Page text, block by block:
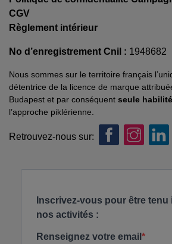
CGV
Règlement intérieur
No d’enregistrement Cnil : 1948682
Nous sommes sur le territoire français
détentrice de la licence de marque
Budapest et par conséquent seule
l’approche piklérienne.
Retrouvez-nous sur: